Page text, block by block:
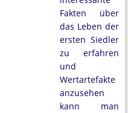
Fakten über
das Leben der
ersten Siedler
zu erfahren
und
Wertartefakte
anzusehen
kann man